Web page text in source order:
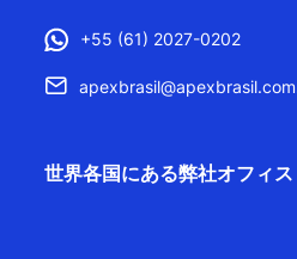
+55 (61) 2027-0202
世界各国にある弊社オフィス